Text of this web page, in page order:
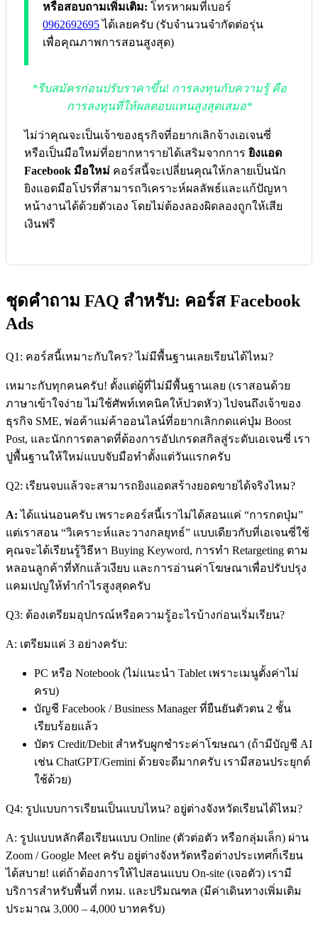
หรือสอบถามเพิ่มเติม: โทรหาผมที่เบอร์
0962692695ได้เลยครับ (รับจำนวนจำกัดต่อรุ่น
เพื่อคุณภาพการสอนสูงสุด)
*รีบสมัครก่อนปรับราคาขึ้น! การลงทุนกับความรู้ คือ
การลงทุนที่ให้ผลตอบแทนสูงสุดเสมอ*
ไม่ว่าคุณจะเป็นเจ้าของธุรกิจที่อยากเลิกจ้างเอเจนซี่
หรือเป็นมือใหม่ที่อยากหารายได้เสริมจากการ ยิงแอด
Facebook มือใหม่ คอร์สนี้จะเปลี่ยนคุณให้กลายเป็นนัก
ยิงแอดมือโปรที่สามารถวิเคราะห์ผลลัพธ์และแก้ปัญหา
หน้างานได้ด้วยตัวเอง โดยไม่ต้องลองผิดลองถูกให้เสีย
เงินฟรี
ชุดคำถาม FAQ สำหรับ: คอร์ส Facebook
Ads
Q1: คอร์สนี้เหมาะกับใคร? ไม่มีพื้นฐานเลยเรียนได้ไหม?
เหมาะกับทุกคนครับ! ตั้งแต่ผู้ที่ไม่มีพื้นฐานเลย (เราสอนด้วย
ภาษาเข้าใจง่าย ไม่ใช้ศัพท์เทคนิคให้ปวดหัว) ไปจนถึงเจ้าของ
ธุรกิจ SME, พ่อค้าแม่ค้าออนไลน์ที่อยากเลิกกดแค่ปุ่ม Boost
Post, และนักการตลาดที่ต้องการอัปเกรดสกิลสู่ระดับเอเจนซี่ เรา
ปูพื้นฐานให้ใหม่แบบจับมือทำตั้งแต่วันแรกครับ
Q2: เรียนจบแล้วจะสามารถยิงแอดสร้างยอดขายได้จริงไหม?
A: ได้แน่นอนครับ เพราะคอร์สนี้เราไม่ได้สอนแค่ “การกดปุ่ม”
แต่เราสอน “วิเคราะห์และวางกลยุทธ์” แบบเดียวกับที่เอเจนซี่ใช้
คุณจะได้เรียนรู้วิธีหา Buying Keyword, การทำ Retargeting ตาม
หลอนลูกค้าที่ทักแล้วเงียบ และการอ่านค่าโฆษณาเพื่อปรับปรุง
แคมเปญให้ทำกำไรสูงสุดครับ
Q3: ต้องเตรียมอุปกรณ์หรือความรู้อะไรบ้างก่อนเริ่มเรียน?
A: เตรียมแค่ 3 อย่างครับ:
PC หรือ Notebook (ไม่แนะนำ Tablet เพราะเมนูตั้งค่าไม่
ครบ)
บัญชี Facebook / Business Manager ที่ยืนยันตัวตน 2 ชั้น
เรียบร้อยแล้ว
บัตร Credit/Debit สำหรับผูกชำระค่าโฆษณา (ถ้ามีบัญชี AI
เช่น ChatGPT/Gemini ด้วยจะดีมากครับ เรามีสอนประยุกต์
ใช้ด้วย)
Q4: รูปแบบการเรียนเป็นแบบไหน? อยู่ต่างจังหวัดเรียนได้ไหม?
A: รูปแบบหลักคือเรียนแบบ Online (ตัวต่อตัว หรือกลุ่มเล็ก) ผ่าน
Zoom / Google Meet ครับ อยู่ต่างจังหวัดหรือต่างประเทศก็เรียน
ได้สบาย! แต่ถ้าต้องการให้ไปสอนแบบ On-site (เจอตัว) เรามี
บริการสำหรับพื้นที่ กทม. และปริมณฑล (มีค่าเดินทางเพิ่มเติม
ประมาณ 3,000 – 4,000 บาทครับ)